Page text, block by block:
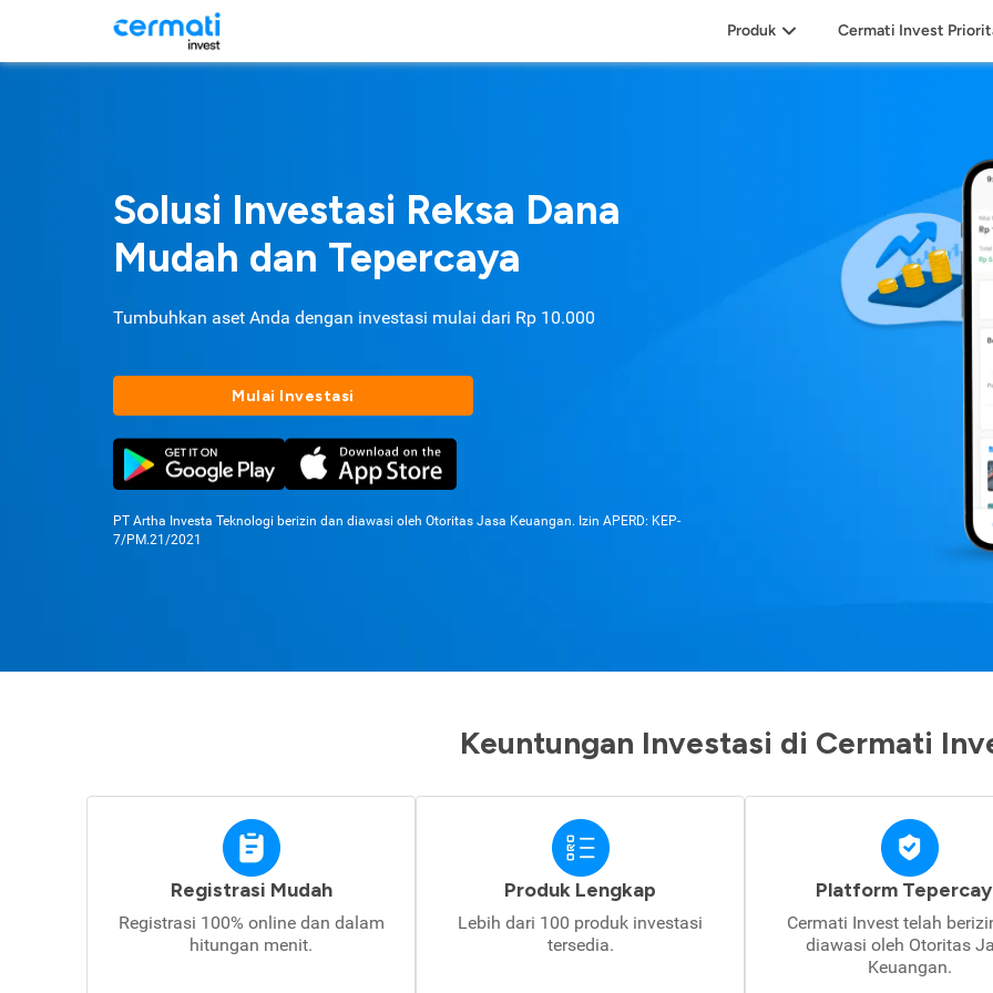
Produk Cermati Invest
Solusi Investasi Reksa Dana
Mudah dan Tepercaya
Tumbuhkan aset Anda dengan investasi mulai dari Rp 10.000
Mulai Investasi
PT Artha Investa Teknologi berizin dan diawasi oleh Otoritas Jasa Keuangan. Izin APERD: KEP-
7/PM.21/2021
Keuntungan Investasi di Cermati
Registrasi Mudah
Registrasi 100% online dan dalam
hitungan menit.
Produk Lengkap
Lebih dari 100 produk investasi
tersedia.
Platform
Cermati Invest telah
diawasi oleh Otoritas
Keuangan.